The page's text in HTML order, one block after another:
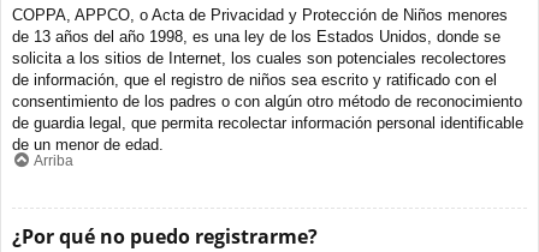
COPPA, APPCO, o Acta de Privacidad y Protección de Niños menores
de 13 años del año 1998, es una ley de los Estados Unidos, donde se
solicita a los sitios de Internet, los cuales son potenciales recolectores
de información, que el registro de niños sea escrito y ratificado con el
consentimiento de los padres o con algún otro método de reconocimiento
de guardia legal, que permita recolectar información personal identificable
de un menor de edad.
Arriba
¿Por qué no puedo registrarme?